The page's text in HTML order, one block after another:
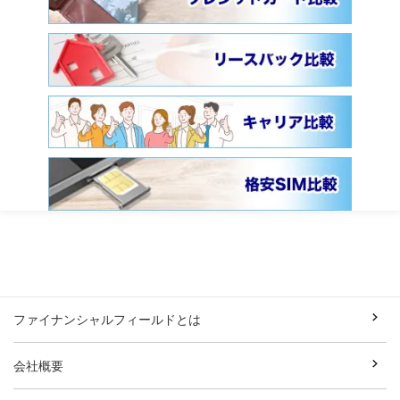
ファイナンシャルフィールドとは
会社概要